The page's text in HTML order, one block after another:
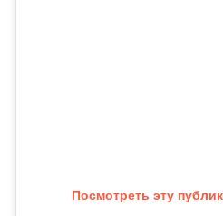
Посмотреть эту